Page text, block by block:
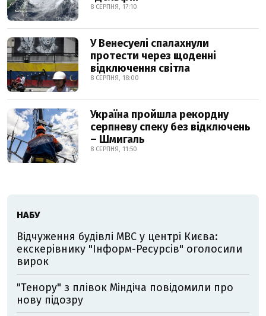
8 СЕРПНЯ, 17:10
У Венесуелі спалахнули
протести через щоденні
відключення світла
8 СЕРПНЯ, 18:00
Україна пройшла рекордну
серпневу спеку без відключень
– Шмигаль
8 СЕРПНЯ, 11:50
НАБУ
Відчуження будівлі МВС у центрі Києва:
екскерівнику "Інформ-Ресурсів" оголосили
вирок
"Тенору" з плівок Міндіча повідомили про
нову підозру